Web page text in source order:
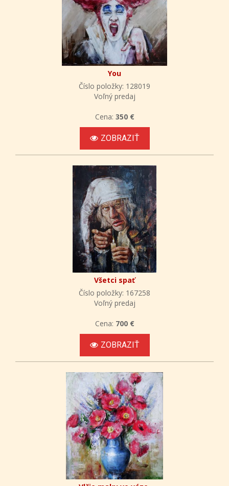
You
Číslo položky: 128019
Voľný predaj
Cena: 350 €
ZOBRAZIŤ
Všetci spať
Číslo položky: 167258
Voľný predaj
Cena: 700 €
ZOBRAZIŤ